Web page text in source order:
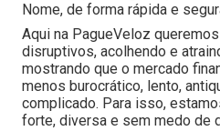
Nome, de forma rápida e
Aqui na PagueVeloz
disruptivos, acolhendo e
mostrando que o mercado
menos burocrático, lento,
complicado. Para isso,
forte, diversa e sem medo de